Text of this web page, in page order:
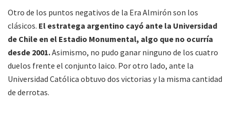
Otro de los puntos negativos de la Era Almirón son los
clásicos. El estratega argentino cayó ante la Universidad
de Chile en el Estadio Monumental, algo que no ocurría
desde 2001.Asimismo, no pudo ganar ninguno de los cuatro
duelos frente el conjunto laico. Por otro lado, ante la
Universidad Católica obtuvo dos victorias y la misma cantidad
de derrotas.